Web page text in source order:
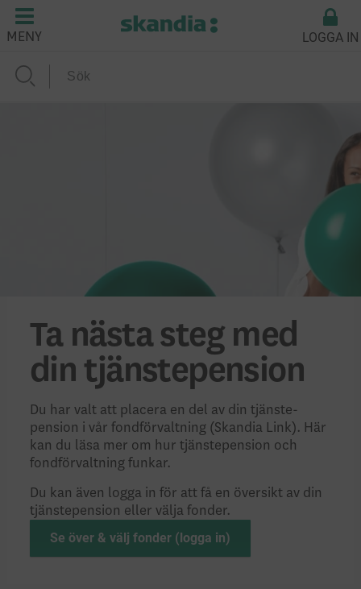
MENY LOGGA IN
Ta nästa steg med
din tjänste­pension
Du har valt att placera en del av din tjänste­
pension i vår fond­­förvaltning (Skandia Link). Här
kan du läsa mer om hur tjänste­pension och
fondförvaltning funkar.
Du kan även logga in för att få en översikt av din
tjänste­pension eller välja fonder.
Se över & välj fonder (logga in)